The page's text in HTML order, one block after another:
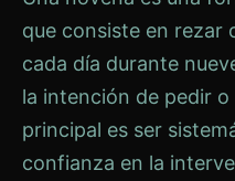
que consiste en rezar
cada día durante
la intención de pedir o
principal es ser
confianza en la